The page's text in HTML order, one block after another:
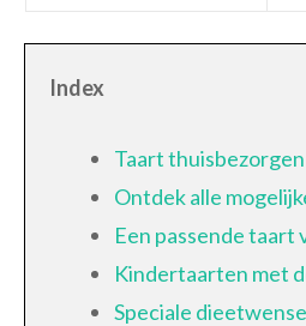
Index
Taart
Ontdek alle
Een passende
Kindertaarten met
Speciale